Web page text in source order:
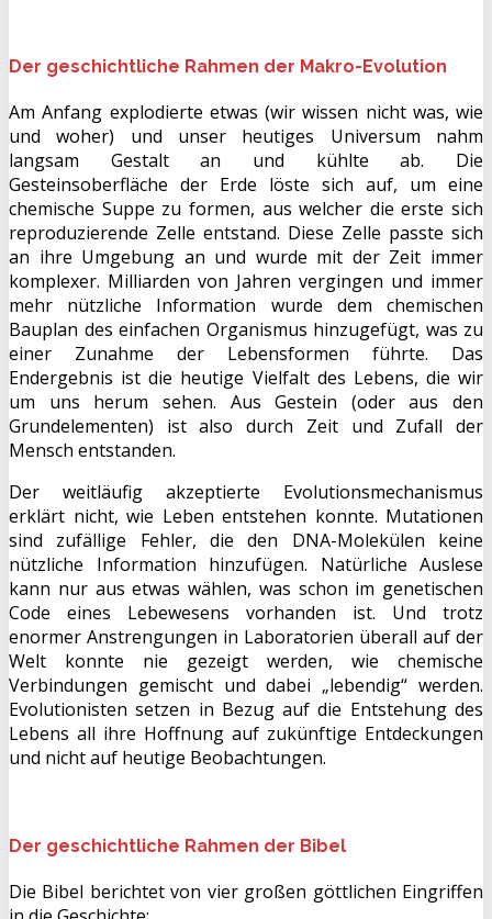
Der geschichtliche Rahmen der Makro-Evolution
Am Anfang explodierte etwas (wir wissen nicht was, wie
und woher) und unser heutiges Universum nahm
langsam Gestalt an und kühlte ab. Die
Gesteinsoberfläche der Erde löste sich auf, um eine
chemische Suppe zu formen, aus welcher die erste sich
reproduzierende Zelle entstand. Diese Zelle passte sich
an ihre Umgebung an und wurde mit der Zeit immer
komplexer. Milliarden von Jahren vergingen und immer
mehr nützliche Information wurde dem chemischen
Bauplan des einfachen Organismus hinzugefügt, was zu
einer Zunahme der Lebensformen führte. Das
Endergebnis ist die heutige Vielfalt des Lebens, die wir
um uns herum sehen. Aus Gestein (oder aus den
Grundelementen) ist also durch Zeit und Zufall der
Mensch entstanden.
Der weitläufig akzeptierte Evolutionsmechanismus
erklärt nicht, wie Leben entstehen konnte. Mutationen
sind zufällige Fehler, die den DNA-Molekülen keine
nützliche Information hinzufügen. Natürliche Auslese
kann nur aus etwas wählen, was schon im genetischen
Code eines Lebewesens vorhanden ist. Und trotz
enormer Anstrengungen in Laboratorien überall auf der
Welt konnte nie gezeigt werden, wie chemische
Verbindungen gemischt und dabei „lebendig“ werden.
Evolutionisten setzen in Bezug auf die Entstehung des
Lebens all ihre Hoffnung auf zukünftige Entdeckungen
und nicht auf heutige Beobachtungen.
Der geschichtliche Rahmen der Bibel
Die Bibel berichtet von vier großen göttlichen Eingriffen